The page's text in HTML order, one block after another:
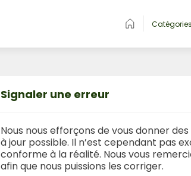
Catégories
Signaler une erreur
Nous nous efforçons de vous donner
à jour possible. Il n’est cependant pas
conforme à la réalité. Nous vous
afin que nous puissions les corriger.